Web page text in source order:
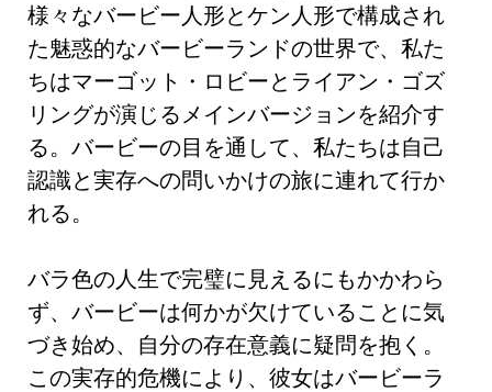
様々なバービー人形とケン人形で構成され
た魅惑的なバービーランドの世界で、私た
ちはマーゴット・ロビーとライアン・ゴズ
リングが演じるメインバージョンを紹介す
る。バービーの目を通して、私たちは自己
認識と実存への問いかけの旅に連れて行か
れる。
バラ色の人生で完璧に見えるにもかかわら
ず、バービーは何かが欠けていることに気
づき始め、自分の存在意義に疑問を抱く。
この実存的危機により、彼女はバービーラ